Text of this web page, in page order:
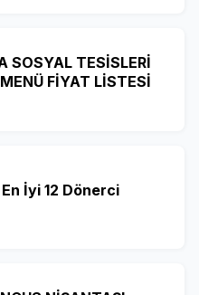
SOSYAL TESİSLERİ
FİYAT LİSTESİ
İyi 12 Dönerci